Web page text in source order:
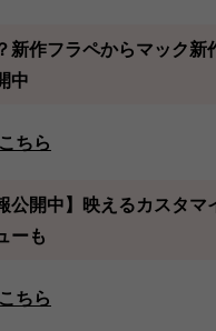
新作フラペからマック新
中
ちら
公開中】映えるカスタマ
ーも
ちら